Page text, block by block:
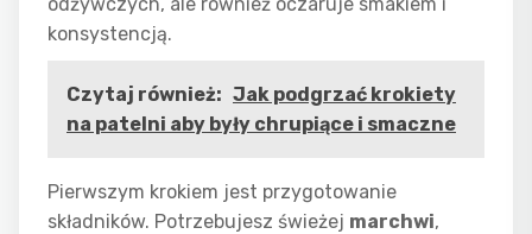
konsystencją.
Czytaj również: Jak podgrzać krokiety
na patelni aby były chrupiące i smaczne
Pierwszym krokiem jest przygotowanie
składników. Potrzebujesz świeżej marchwi,